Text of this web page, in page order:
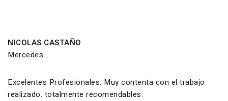
NICOLAS CASTAÑO
Mercedes
Excelentes Profesionales. Muy contenta con el trabajo
realizado. totalmente recomendables.